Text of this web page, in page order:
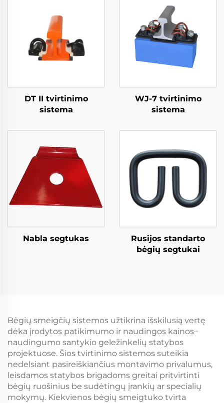
DT II tvirtinimo
sistema
WJ-7 tvirtinimo
sistema
Nabla segtukas
Rusijos standarto
bėgių segtukai
Bėgių smeigčių sistemos užtikrina išskilusią vertę
dėka įrodytos patikimumo ir naudingos kainos–
naudingumo santykio geležinkelių statybos
projektuose. Šios tvirtinimo sistemos suteikia
nedelsiant pasireiškiančius montavimo privalumus,
leisdamos statybos brigadoms greitai pritvirtinti
bėgių ruošinius be sudėtingų įrankių ar specialių
mokymų. Kiekvienos bėgių smeigtuko tvirta